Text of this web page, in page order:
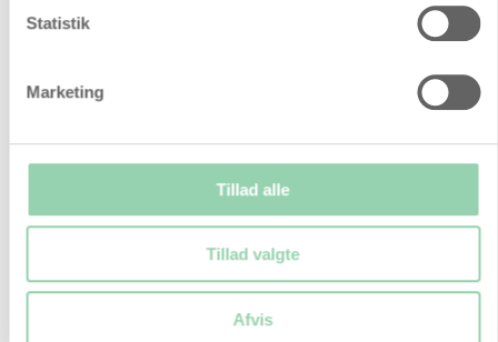
Statistik
Marketing
Tillad alle
Tillad valgte
Afvis
overførte sygdomme uden at det
symptomer såsom udflåd, kløe,
Sex under graviditeten
følelser ændrer sig for både mænd
og kvinder under og efter
graviditeten. For nogle er der ingen
større forskel er i sexlivet, hvor det